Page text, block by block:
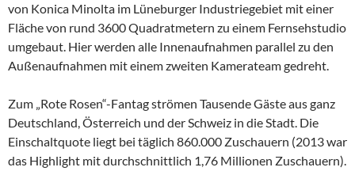
von Konica Minolta im Lüneburger Industriegebiet mit einer
Fläche von rund 3600 Quadratmetern zu einem Fernsehstudio
umgebaut. Hier werden alle Innenaufnahmen parallel zu den
Außenaufnahmen mit einem zweiten Kamerateam gedreht.
Zum „Rote Rosen“-Fantag strömen Tausende Gäste aus ganz
Deutschland, Österreich und der Schweiz in die Stadt. Die
Einschaltquote liegt bei täglich 860.000 Zuschauern (2013 war
das Highlight mit durchschnittlich 1,76 Millionen Zuschauern).